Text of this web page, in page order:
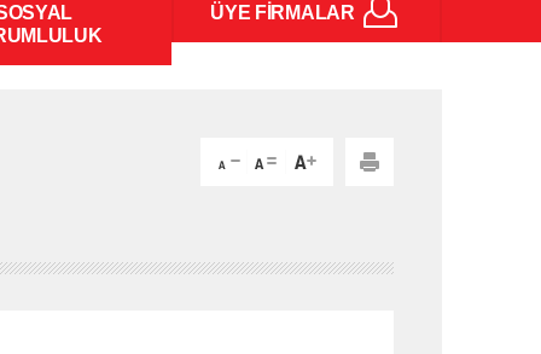
ÜYE FİRMALAR